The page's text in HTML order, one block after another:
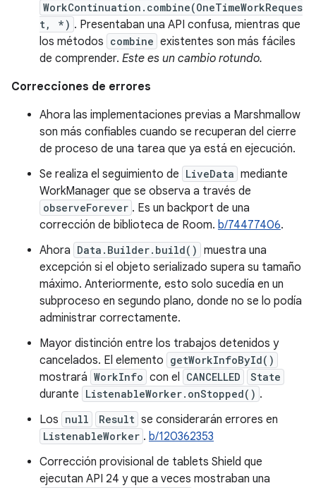
WorkContinuation.combine(OneTimeWorkReques
t, *) . Presentaban una API confusa, mientras que
los métodos combine existentes son más fáciles
de comprender. Este es un cambio rotundo.
Correcciones de errores
Ahora las implementaciones previas a Marshmallow
son más confiables cuando se recuperan del cierre
de proceso de una tarea que ya está en ejecución.
Se realiza el seguimiento de LiveData mediante
WorkManager que se observa a través de
observeForever . Es un backport de una
corrección de biblioteca de Room. b/74477406.
Ahora Data.Builder.build() muestra una
excepción si el objeto serializado supera su tamaño
máximo. Anteriormente, esto solo sucedía en un
subproceso en segundo plano, donde no se lo podía
administrar correctamente.
Mayor distinción entre los trabajos detenidos y
cancelados. El elemento getWorkInfoById()
mostrará WorkInfo con el CANCELLED State
durante ListenableWorker.onStopped() .
Los null Result se considerarán errores en
ListenableWorker . b/120362353
Corrección provisional de tablets Shield que
ejecutan API 24 y que a veces mostraban una